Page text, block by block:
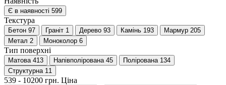
Є в наявності 599
Текстура
Бетон 97 Граніт 1 Дерево 93 Камінь 193 Мармур 205
Метал 2 Моноколор 6
Тип поверхні
Матова 413 Напівполірована 45 Полірована 134
Структурна 11
539 - 10200 грн. Ціна